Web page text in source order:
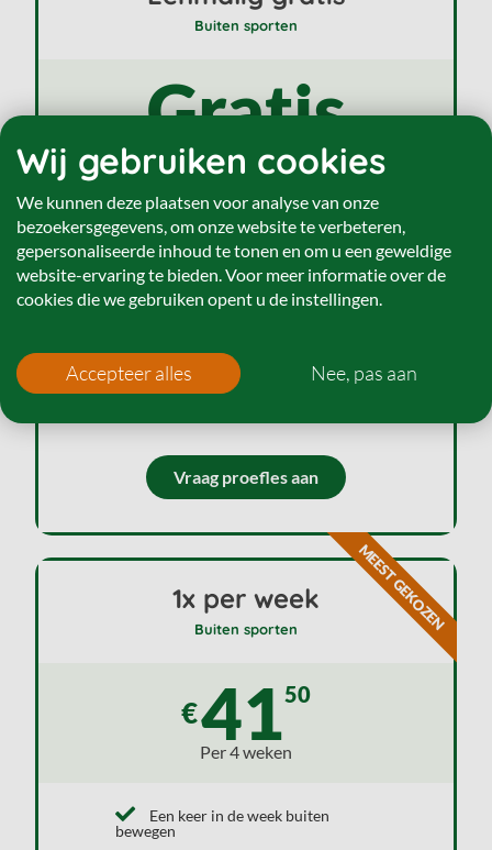
Buiten sporten
Gratis
Eenmalig een proefles volgen
Groepslessen onder
professionele begeleiding
Vrij in keuze locatie
Je zit nergens aan vast!
Vraag proefles aan
MEEST GEKOZEN
1x per week
Buiten sporten
€4150
Per 4 weken
Een keer in de week buiten
bewegen
Wij gebruiken cookies
We kunnen deze plaatsen voor analyse van onze
bezoekersgegevens, om onze website te verbeteren,
gepersonaliseerde inhoud te tonen en om u een geweldige
website-ervaring te bieden. Voor meer informatie over de
cookies die we gebruiken opent u de instellingen.
Accepteer alles Nee, pas aan